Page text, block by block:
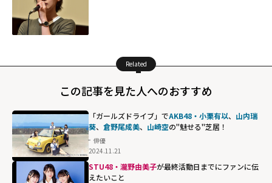
Related
この記事を見た人へのおすすめ
「ガールズドライブ」でAKB48・小栗有以、 山内瑞
葵、 倉野尾成美、 山崎空の"魅せる"芝居！
俳優
2024.11.21
STU48・瀧野由美子が最終活動日までにファンに伝
えたいこと